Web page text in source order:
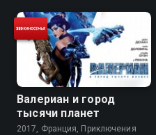
Валериан и город
тысячи планет
2017, Франция, Приключения